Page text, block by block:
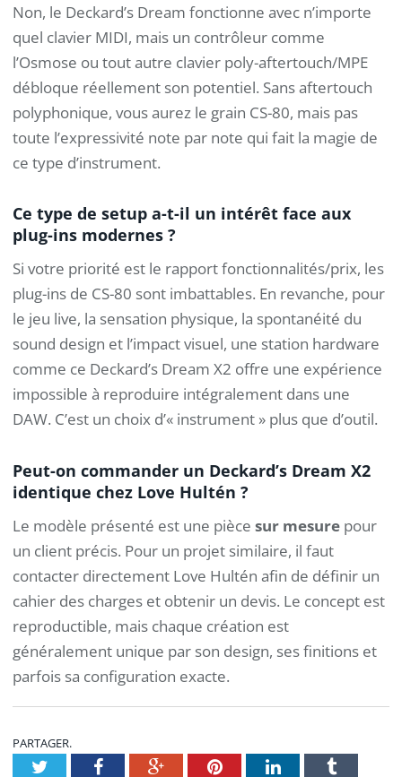
Non, le Deckard’s Dream fonctionne avec n’importe
quel clavier MIDI, mais un contrôleur comme
l’Osmose ou tout autre clavier poly-aftertouch/MPE
débloque réellement son potentiel. Sans aftertouch
polyphonique, vous aurez le grain CS-80, mais pas
toute l’expressivité note par note qui fait la magie de
ce type d’instrument.
Ce type de setup a-t-il un intérêt face aux
plug-ins modernes ?
Si votre priorité est le rapport fonctionnalités/prix, les
plug-ins de CS-80 sont imbattables. En revanche, pour
le jeu live, la sensation physique, la spontanéité du
sound design et l’impact visuel, une station hardware
comme ce Deckard’s Dream X2 offre une expérience
impossible à reproduire intégralement dans une
DAW. C’est un choix d’« instrument » plus que d’outil.
Peut-on commander un Deckard’s Dream X2
identique chez Love Hultén ?
Le modèle présenté est une pièce sur mesure pour
un client précis. Pour un projet similaire, il faut
contacter directement Love Hultén afin de définir un
cahier des charges et obtenir un devis. Le concept est
reproductible, mais chaque création est
généralement unique par son design, ses finitions et
parfois sa configuration exacte.
PARTAGER.
TwitterFacebookGoogle+PinterestLinkedInTumblr